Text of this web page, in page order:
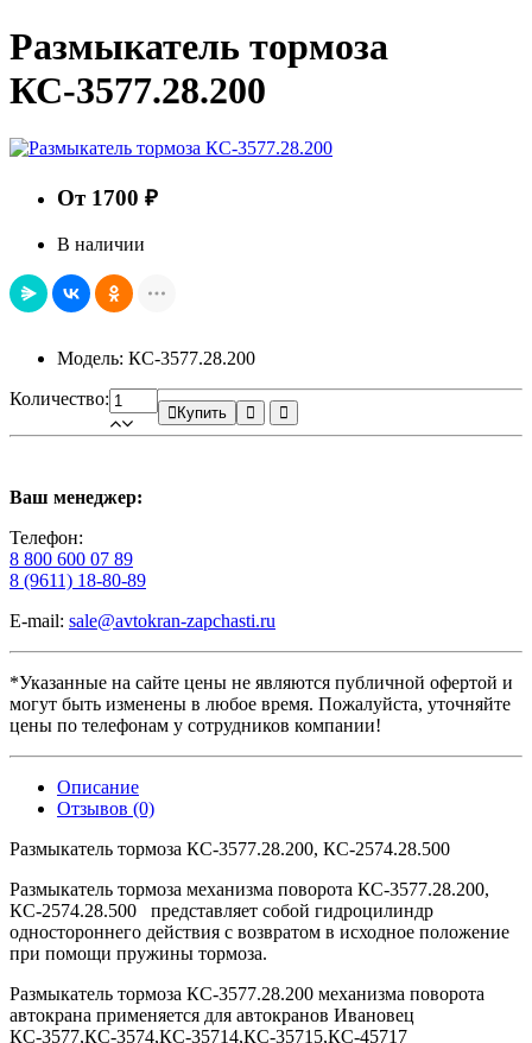
Размыкатель тормоза
КС-3577.28.200
От 1700 ₽
В наличии
Модель: КС-3577.28.200
Количество:
Купить
Ваш менеджер:
Телефон:
8 800 600 07 89
8 (9611) 18-80-89
E-mail: sale@avtokran-zapchasti.ru
*Указанные на сайте цены не являются публичной офертой и
могут быть изменены в любое время. Пожалуйста, уточняйте
цены по телефонам у сотрудников компании!
Описание
Отзывов (0)
Размыкатель тормоза КС-3577.28.200, КС-2574.28.500
Размыкатель тормоза механизма поворота КС-3577.28.200,
КС-2574.28.500 представляет собой гидроцилиндр
одностороннего действия с возвратом в исходное положение
при помощи пружины тормоза.
Размыкатель тормоза КС-3577.28.200 механизма поворота
автокрана применяется для автокранов Ивановец
КС-3577,КС-3574,КС-35714,КС-35715,КС-45717